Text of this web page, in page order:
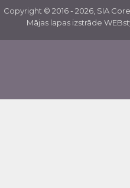
Copyright © 2016 - 2026, SIA
Mājas lapas izstrāde